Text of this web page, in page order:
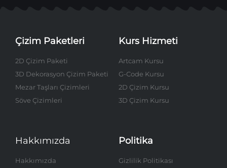
Çizim Paketleri
2D Çizim Paketi
3D Dekorasyon Çizim Paketi
Mezar Taşları Çizimleri
Söve Çizimleri
Kurs Hizmeti
Artcam Kursu
G-Code Kursu
2D Çizim Kursu
3D Çizim Kursu
Hakkımızda
Hakkımızda
Politika
Gizlilik Politikası